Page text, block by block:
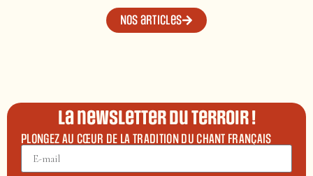
Nos articles
La newsletter du terroir !
PLONGEZ AU CŒUR DE LA TRADITION DU CHANT FRANÇAIS